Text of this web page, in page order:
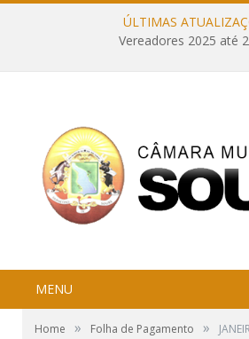
ÚLTIMAS
Vereadores 2025 até
MENU
Home » Folha de Pagamento »